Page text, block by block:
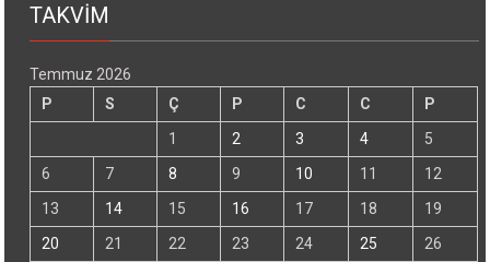
TAKVİM
Temmuz 2026
P
S Ç P C C
P
1
2 3 4
5
6
7 8 9 10 11
12
13
14 15 16 17 18
19
20
21 22 23 24 25 26